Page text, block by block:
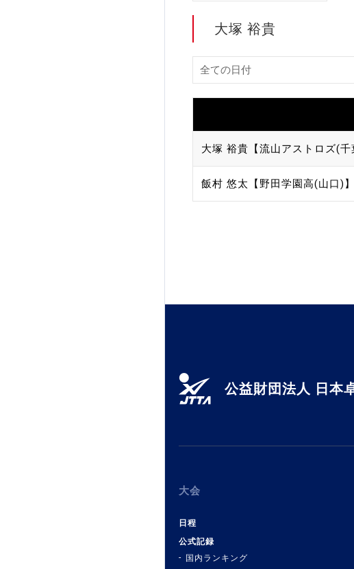
大塚 裕貴
大塚 裕貴【流山アストロズ(千
飯村 悠太【野田学園高(山口)】
公益財団法人 日本
大会
日程
公式記録
国内ランキング